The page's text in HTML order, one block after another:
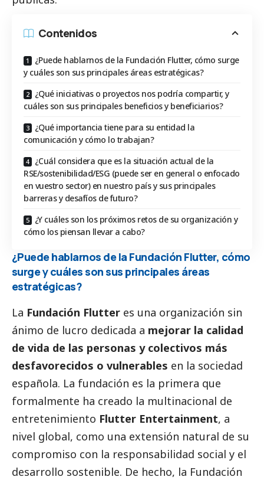
Contenidos
¿Puede hablarnos de la Fundación Flutter, cómo surge
y cuáles son sus principales áreas estratégicas?
¿Qué iniciativas o proyectos nos podría compartir, y
cuáles son sus principales beneficios y beneficiarios?
¿Qué importancia tiene para su entidad la
comunicación y cómo lo trabajan?
¿Cuál considera que es la situación actual de la
RSE/sostenibilidad/ESG (puede ser en general o enfocado
en vuestro sector) en nuestro país y sus principales
barreras y desafíos de futuro?
¿Y cuáles son los próximos retos de su organización y
cómo los piensan llevar a cabo?
¿Puede hablarnos de la Fundación Flutter, cómo
surge y cuáles son sus principales áreas
estratégicas?
La Fundación Flutter es una organización sin
ánimo de lucro dedicada a mejorar la calidad
de vida de las personas y colectivos más
desfavorecidos o vulnerables en la sociedad
española. La fundación es la primera que
formalmente ha creado la multinacional de
entretenimiento Flutter Entertainment, a
nivel global, como una extensión natural de su
compromiso con la responsabilidad social y el
desarrollo sostenible. De hecho, la Fundación